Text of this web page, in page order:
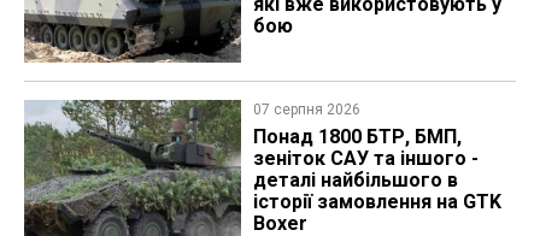
бою
07 серпня 2026
Понад 1800 БТР, БМП,
зеніток САУ та іншого -
деталі найбільшого в
історії замовлення на GTK
Boxer